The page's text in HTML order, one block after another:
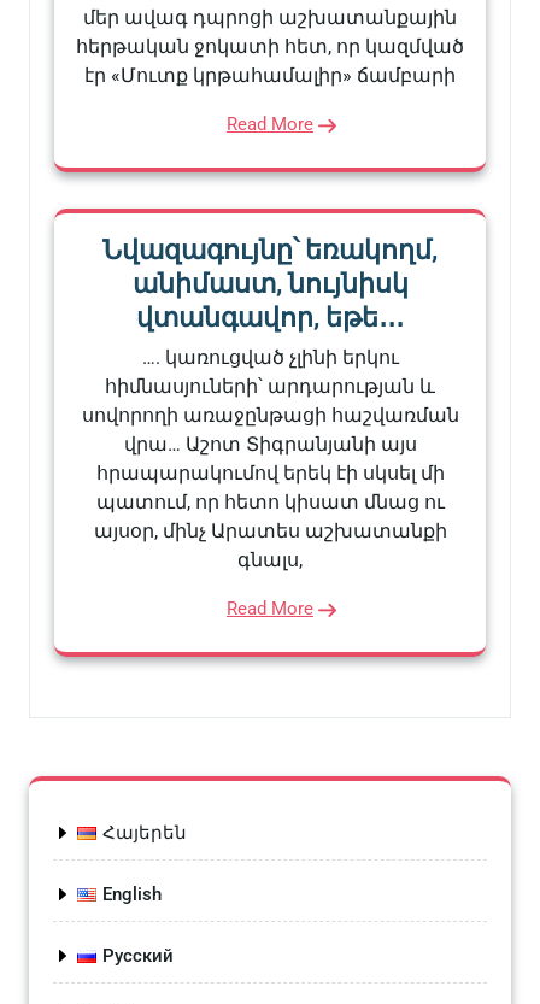
մեր ավագ դպրոցի աշխատանքային
հերթական ջոկատի հետ, որ կազմված
էր «Մուտք կրթահամալիր» ճամբարի
Read More
Նվազագույնը՝ եռակողմ,
անիմաստ, նույնիսկ
վտանգավոր, եթե․․․
…. կառուցված չլինի երկու
հիմնասյուների՝ արդարության և
սովորողի առաջընթացի հաշվառման
վրա… Աշոտ Տիգրանյանի այս
հրապարակումով երեկ էի սկսել մի
պատում, որ հետո կիսատ մնաց ու
այսօր, մինչ Արատես աշխատանքի
գնալս,
Read More
Հայերեն
English
Русский